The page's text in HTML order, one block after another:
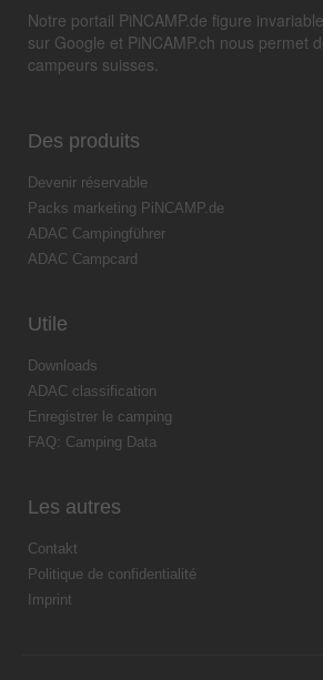
Notre portail PiNCAMP.de figure
sur Google et PiNCAMP.ch nous permet
campeurs suisses.
Des produits
Devenir réservable
Packs marketing PiNCAMP.de
ADAC Campingführer
ADAC Campcard
Utile
Downloads
ADAC classification
Enregistrer le camping
FAQ: Camping Data
Les autres
Contakt
Politique de confidentialité
Imprint